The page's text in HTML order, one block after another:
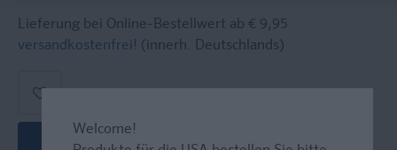
Lieferung bei Online-Bestellwert ab € 9,95
versandkostenfrei! (innerh. Deutschlands)
In den Warenkorb
Welcome!